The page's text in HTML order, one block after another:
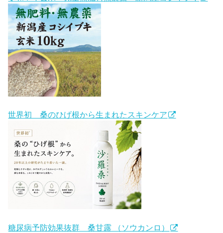
世界初 桑のひげ根から生まれたスキンケア
糖尿病予防効果抜群 桑甘露 （ソウカンロ）